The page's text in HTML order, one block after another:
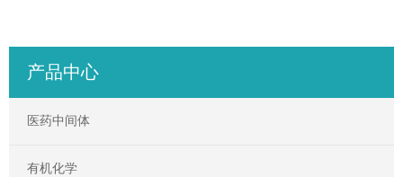
产品中心
医药中间体
有机化学